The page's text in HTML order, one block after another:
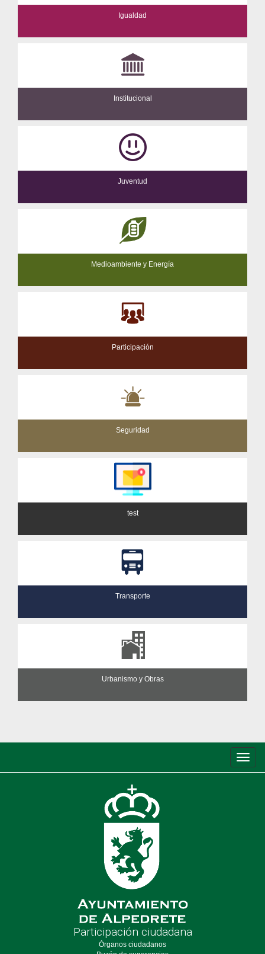
Igualdad
Institucional
Juventud
Medioambiente y Energía
Participación
Seguridad
test
Transporte
Urbanismo y Obras
de
Participación ciudadana
Órganos ciudadanos